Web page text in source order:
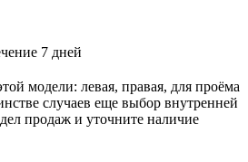
7 дней
модели: левая, правая, для проёма
случаев еще выбор внутренней
продаж и уточните наличие